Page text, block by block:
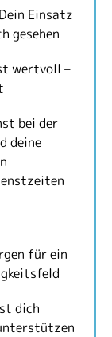
Einsatz
gesehen
wertvoll –
bei der
deine
für ein
dich